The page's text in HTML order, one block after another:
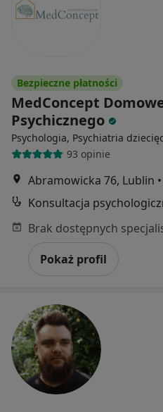
Bezpieczne płatności
MedConcept
Psychicznego
Psychologia, Psychiatria
93 opinie
Abramowicka 76, Lublin •
Konsultacja
Pokaż profil